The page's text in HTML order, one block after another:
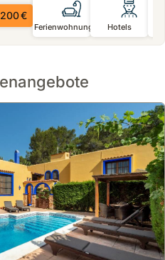
€
Ferienwohnungen Hotels